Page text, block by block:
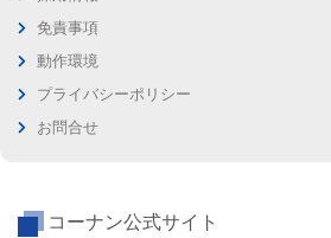
免責事項
動作環境
プライバシーポリシー
お問合せ
コーナン公式サイト